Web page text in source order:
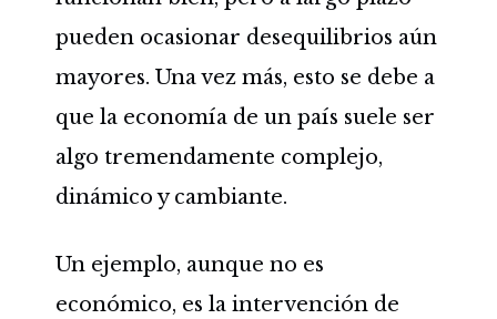
pueden ocasionar desequilibrios aún
mayores. Una vez más, esto se debe a
que la economía de un país suele ser
algo tremendamente complejo,
dinámico y cambiante.
Un ejemplo, aunque no es
económico, es la intervención de